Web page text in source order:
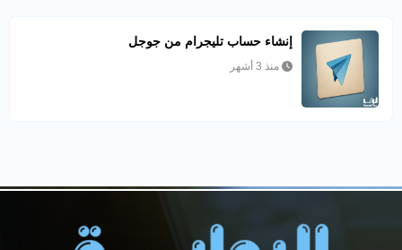
إنشاء حساب تليجرام من جوجل
منذ 3 أشهر